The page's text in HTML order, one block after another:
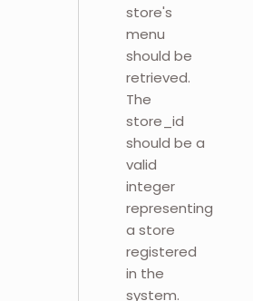
store's
menu
should be
retrieved.
The
store_id
should be a
valid
integer
representing
a store
registered
in the
system.